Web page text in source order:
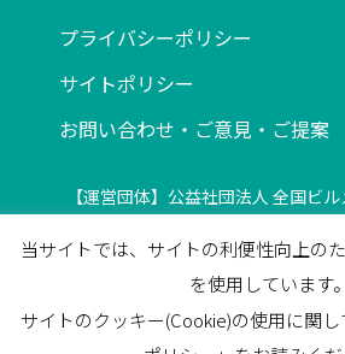
プライバシーポリシー
サイトポリシー
お問い合わせ・ご意見・ご提案
【運営団体】公益社団法人 全国ビ
ビルメンテナンス会館5F
03-3805-7560 / FAX 03-3805-
facebook
当サイトでは、サイトの利便性向上の
を使用しています。
サイトのクッキー(Cookie)の使用に関